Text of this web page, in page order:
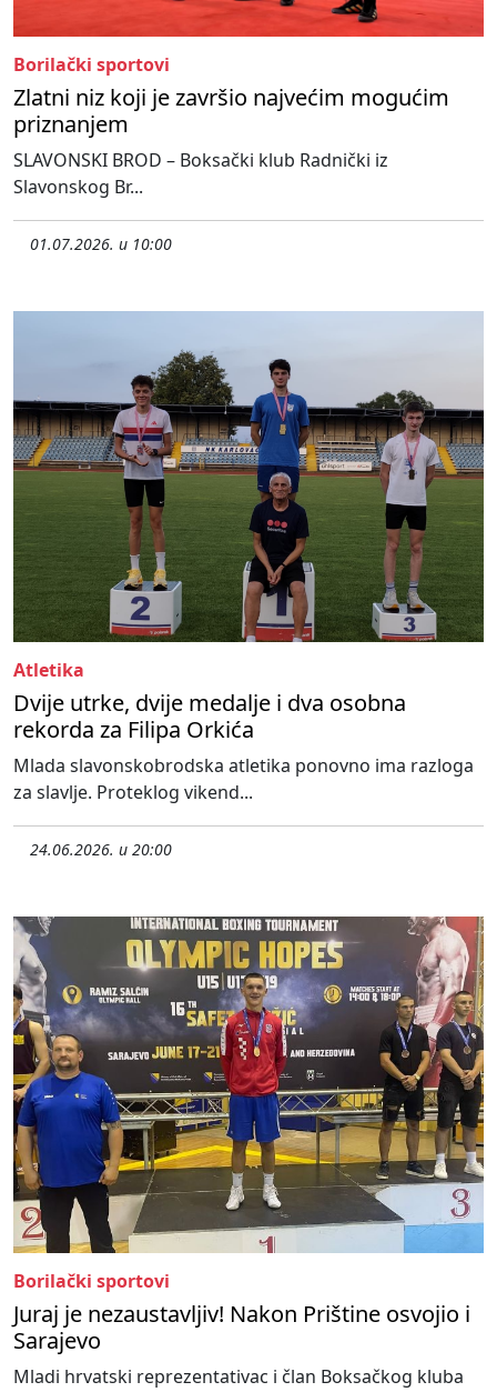
Borilački sportovi
Zlatni niz koji je završio najvećim mogućim
priznanjem
SLAVONSKI BROD – Boksački klub Radnički iz
Slavonskog Br...
01.07.2026. u 10:00
Atletika
Dvije utrke, dvije medalje i dva osobna
rekorda za Filipa Orkića
Mlada slavonskobrodska atletika ponovno ima razloga
za slavlje. Proteklog vikend...
24.06.2026. u 20:00
Borilački sportovi
Juraj je nezaustavljiv! Nakon Prištine osvojio i
Sarajevo
Mladi hrvatski reprezentativac i član Boksačkog kluba